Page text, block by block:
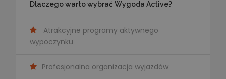
Dlaczego warto wybrać Wygoda Active?
Atrakcyjne programy aktywnego
wypoczynku
Profesjonalna organizacja wyjazdów